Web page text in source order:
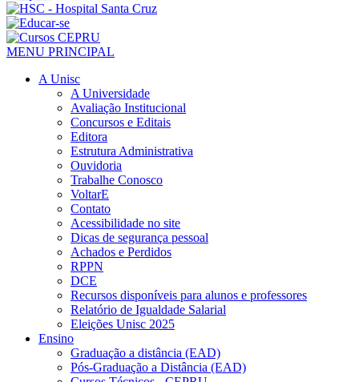
MENU PRINCIPAL
A Unisc
A Universidade
Avaliação Institucional
Concursos e Editais
Editora
Estrutura Administrativa
Ouvidoria
Trabalhe Conosco
VoltarE
Contato
Acessibilidade no site
Dicas de segurança pessoal
Achados e Perdidos
RPPN
DCE
Recursos disponíveis para alunos e professores
Relatório de Igualdade Salarial
Eleições Unisc 2025
Ensino
Graduação a distância (EAD)
Pós-Graduação a Distância (EAD)